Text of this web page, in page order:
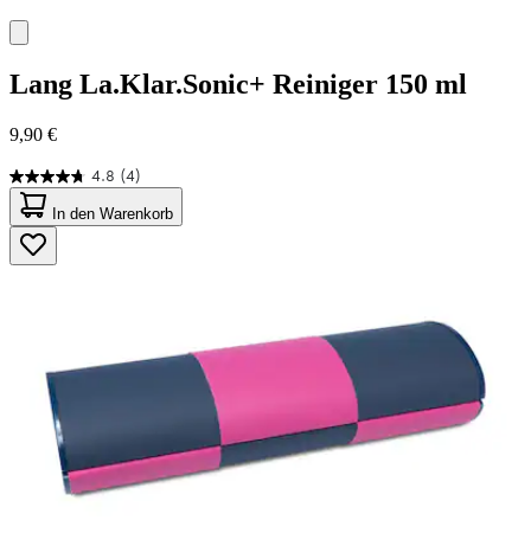
Lang La.Klar.Sonic+ Reiniger 150 ml
9,90 €
4.8 (4)
4.8
von
5
Sternen.
4
In den Warenkorb